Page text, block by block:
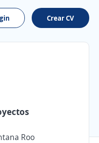
Crear CV
Roo